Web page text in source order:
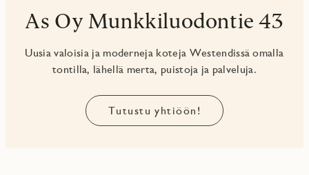
As Oy Munkkiluodontie 43
Uusia valoisia ja moderneja koteja Westendissä omalla
tontilla, lähellä merta, puistoja ja palveluja.
Tutustu yhtiöön!